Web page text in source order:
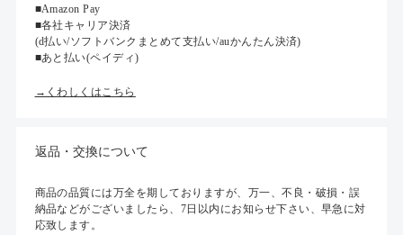
■Amazon Pay
■各社キャリア決済
(d払い/ソフトバンクまとめて支払い/auかんたん決済)
■あと払い(ペイディ)
→くわしくはこちら
返品・交換について
商品の品質には万全を期しておりますが、万一、不良・破損・誤
納品などがございましたら、7日以内にお知らせ下さい、早急に対
応致します。